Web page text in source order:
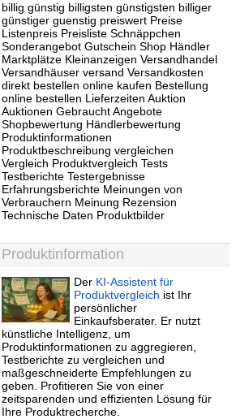
billig günstig billigsten günstigsten billiger
günstiger guenstig preiswert Preise
Listenpreis Preisliste Schnäppchen
Sonderangebot Gutschein Shop Händler
Marktplätze Kleinanzeigen Versandhandel
Versandhäuser versand Versandkosten
direkt bestellen online kaufen Bestellung
online bestellen Lieferzeiten Auktion
Auktionen Gebraucht Angebote
Shopbewertung Händlerbewertung
Produktinformationen
Produktbeschreibung vergleichen
Vergleich Produktvergleich Tests
Testberichte Testergebnisse
Erfahrungsberichte Meinungen von
Verbrauchern Meinung Rezension
Technische Daten Produktbilder
Produktinformation
Der KI-Assistent für
Produktvergleich ist Ihr
persönlicher
Einkaufsberater. Er nutzt
künstliche Intelligenz, um
Produktinformationen zu aggregieren,
Testberichte zu vergleichen und
maßgeschneiderte Empfehlungen zu
geben. Profitieren Sie von einer
zeitsparenden und effizienten Lösung für
Ihre Produktrecherche.